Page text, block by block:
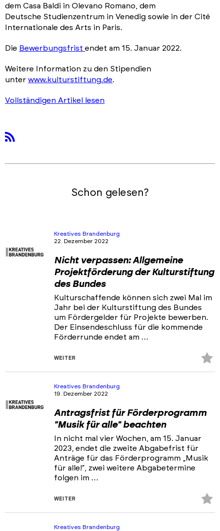
dem Casa Baldi in Olevano Romano, dem
Deutsche Studienzentrum in Venedig sowie in der Cité
Internationale des Arts in Paris.
Die Bewerbungsfrist endet am 15. Januar 2022.
Weitere Information zu den Stipendien
unter www.kulturstiftung.de.
Vollständigen Artikel lesen
Schon gelesen?
Kreatives Brandenburg
22. Dezember 2022
Nicht verpassen: Allgemeine
Projektförderung der Kulturstiftung
des Bundes
Kulturschaffende können sich zwei Mal im
Jahr bei der Kulturstiftung des Bundes
um Fördergelder für Projekte bewerben.
Der Einsendeschluss für die kommende
Förderrunde endet am …
WEITER
Kreatives Brandenburg
19. Dezember 2022
Antragsfrist für Förderprogramm
"Musik für alle" beachten
In nicht mal vier Wochen, am 15. Januar
2023, endet die zweite Abgabefrist für
Anträge für das Förderprogramm „Musik
für alle!“, zwei weitere Abgabetermine
folgen im …
WEITER
Kreatives Brandenburg